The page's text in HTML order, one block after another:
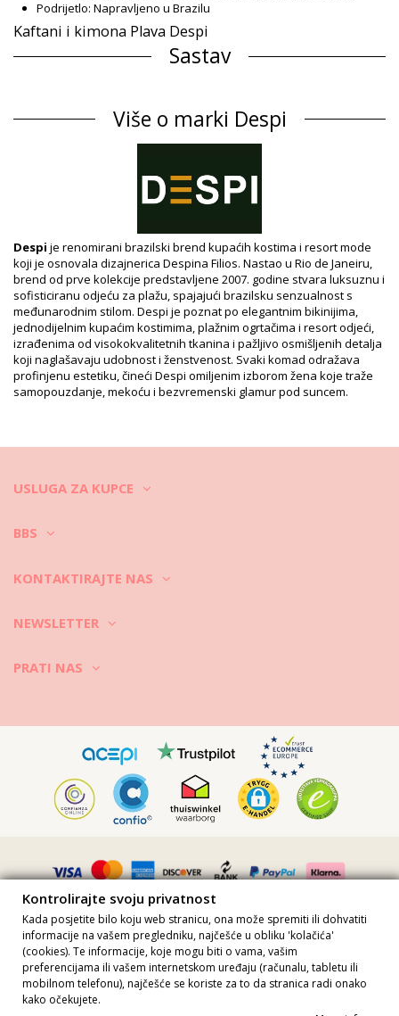
Podrijetlo: Napravljeno u Brazilu
Kaftani i kimona Plava Despi
Sastav
Informacije o proizvodu
XL (7899677814590)
Ispis reference: DESPI 2022 AQUA GOLD
Referenca dobavljača: 3230
Težina: 450g / 0.99lb / 15.87oz
Ispis nije točan i može varirati naspram reza
Retuširane fotografije
Upute za pranje i njegu
Upute za njegu za: Despi Phuket Aqua Gold
Kako se brinuti o kupaćim kostimima?
tako da se vlakna malo opuste i pijesak se ukloni.
2. Nikada ne ostavljajte odjeću za plažu vlažnu i zamotanu duže
nikada ne koristite agresivne deterdžente i izbjeljujuće proizvode.
tkaninama i različitim bojama, mogu biti potrebne različite
temperature, kao i opcije za ručno / strojno pranje.
5. Nikada nemojte sušiti na izravnom sunčevom svjetlu, jer to može
dovesti do blijeđenja boje.
6. Provjerite na oznaci za održavanje upute za glačanje.
Želite li uživati u prekrasnoj ljetnoj odjeći tijekom ljetnih sezona,
dobro je operite i održavajte! Uvijek pročitajte oznake za njegu, svaki
komad je drugačiji!
Više o marki Despi
Despi je renomirani brazilski brend kupaćih kostima i resort mode
koji je osnovala dizajnerica Despina Filios. Nastao u Rio de Janeiru,
brend od prve kolekcije predstavljene 2007. godine stvara luksuznu i
sofisticiranu odjeću za plažu, spajajući brazilsku senzualnost s
međunarodnim stilom. Despi je poznat po elegantnim bikinijima,
jednodijelnim kupaćim kostimima, plažnim ogrtačima i resort odjeći,
izrađenima od visokokvalitetnih tkanina i pažljivo osmišljenih detalja
koji naglašavaju udobnost i ženstvenost. Svaki komad odražava
profinjenu estetiku, čineći Despi omiljenim izborom žena koje traže
samopouzdanje, mekoću i bezvremenski glamur pod suncem.
USLUGA ZA KUPCE
BBS
KONTAKTIRAJTE NAS
NEWSLETTER
PRATI NAS
Sve cijene uključuju PDV · PDV broj FR36509778270 · Sva prava
pridržana ©2023 Brazilian Bikini Shop
Site protected by reCAPTCHA.
Kontrolirajte svoju privatnost
Kada posjetite bilo koju web stranicu, ona može spremiti ili dohvatiti
informacije na vašem pregledniku, najčešće u obliku 'kolačića'
(cookies). Te informacije, koje mogu biti o vama, vašim
preferencijama ili vašem internetskom uređaju (računalu, tabletu ili
mobilnom telefonu), najčešće se koriste za to da stranica radi onako
kako očekujete.